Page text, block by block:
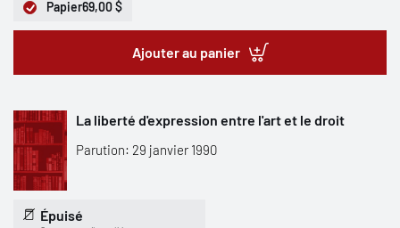
Papier69,00 $
Ajouter au panier
La liberté d'expression entre l'art et le droit
Parution: 29 janvier 1990
Épuisé